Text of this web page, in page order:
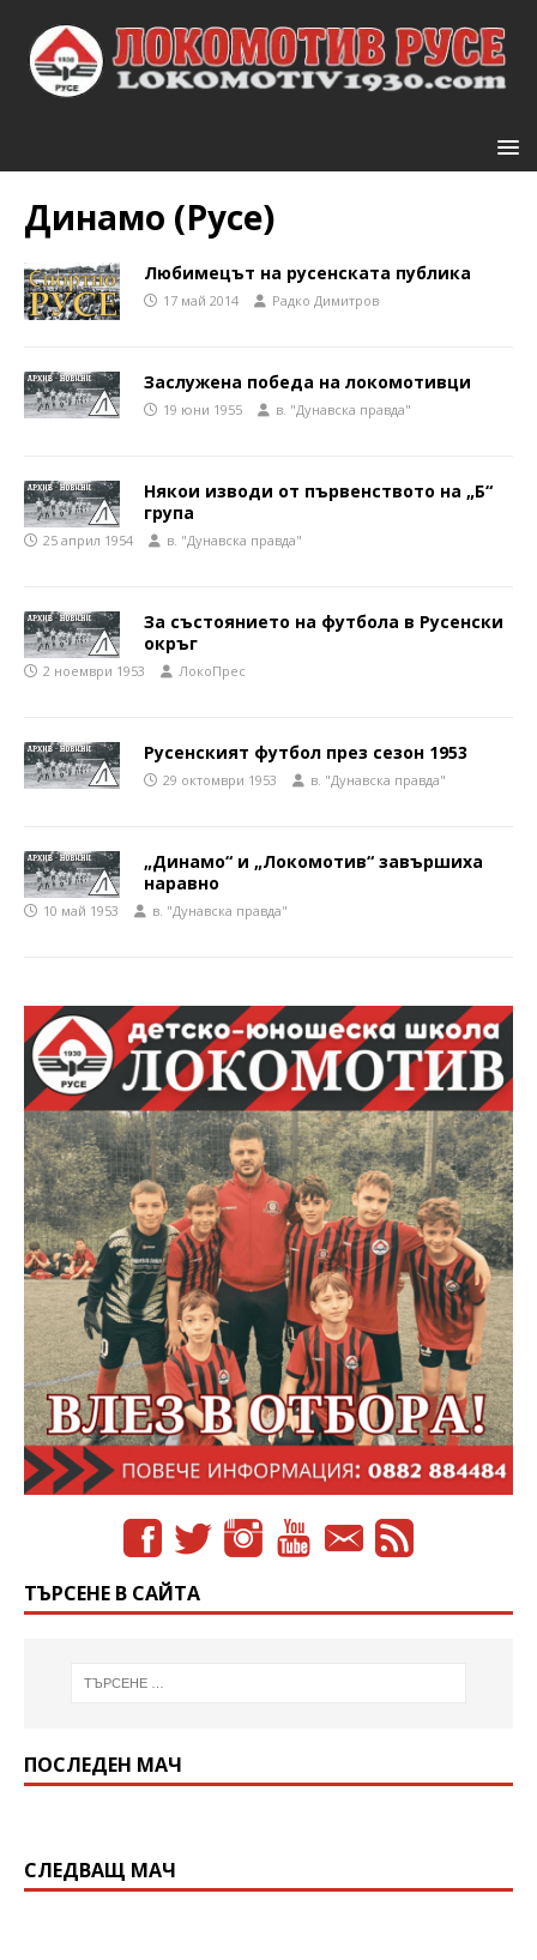
Динамо (Русе)
Любимецът на русенската публика
17 май 2014 Радко Димитров
Заслужена победа на локомотивци
19 юни 1955 в. "Дунавска правда"
Някои изводи от първенството на „Б“
група
25 април 1954 в. "Дунавска правда"
За състоянието на футбола в Русенски
окръг
2 ноември 1953 ЛокоПрес
Русенският футбол през сезон 1953
29 октомври 1953 в. "Дунавска правда"
„Динамо“ и „Локомотив“ завършиха
наравно
10 май 1953 в. "Дунавска правда"
ТЪРСЕНЕ В САЙТА
ПОСЛЕДЕН МАЧ
СЛЕДВАЩ МАЧ